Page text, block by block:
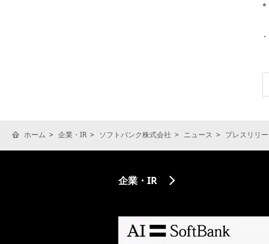
*
ホーム 企業・IR ソフトバンク株式会社 ニュース プレスリリ
企業・IR